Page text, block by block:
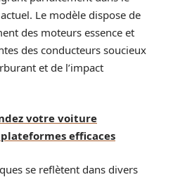
Le modèle dispose de
des moteurs essence et
des conducteurs soucieux
et de l’impact
votre voiture
efficaces
se reflètent dans divers